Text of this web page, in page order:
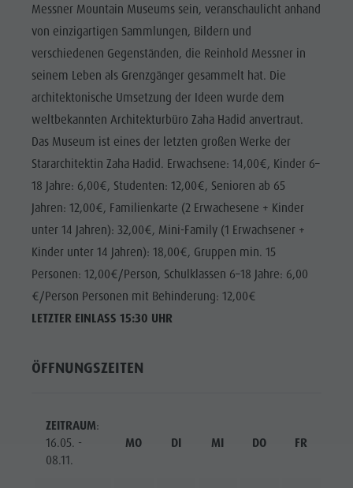
TRADITION &
HANDWERK
HIGHLIGHT
EVENTS
Tourenübersicht
Pilze sammeln
Kronplatz Doctor Service
FAQ
Messner Mountain Museums sein, veranschaulicht anhand
von einzigartigen Sammlungen, Bildern und
verschiedenen Gegenständen, die Reinhold Messner in
seinem Leben als Grenzgänger gesammelt hat. Die
architektonische Umsetzung der Ideen wurde dem
weltbekannten Architekturbüro Zaha Hadid anvertraut.
Das Museum ist eines der letzten großen Werke der
Stararchitektin Zaha Hadid. Erwachsene: 14,00€, Kinder 6–
18 Jahre: 6,00€, Studenten: 12,00€, Senioren ab 65
Jahren: 12,00€, Familienkarte (2 Erwachesene + Kinder
unter 14 Jahren): 32,00€, Mini-Family (1 Erwachsener +
Kinder unter 14 Jahren): 18,00€, Gruppen min. 15
Personen: 12,00€/Person, Schulklassen 6–18 Jahre: 6,00
€/Person Personen mit Behinderung: 12,00€
LETZTER EINLASS 15:30 UHR
ÖFFNUNGSZEITEN
ZEITRAUM:
16.05. -
08.11.
MO DI MI DO FR